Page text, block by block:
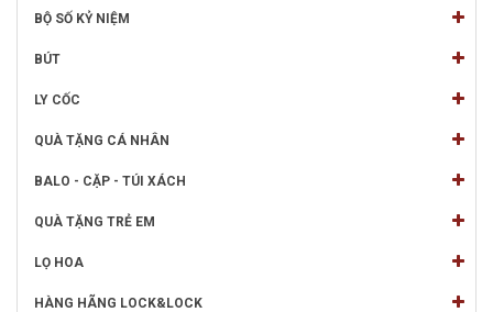
BỘ SỐ KỶ NIỆM
BÚT
LY CỐC
QUÀ TẶNG CÁ NHÂN
BALO - CẶP - TÚI XÁCH
QUÀ TẶNG TRẺ EM
LỌ HOA
HÀNG HÃNG LOCK&LOCK